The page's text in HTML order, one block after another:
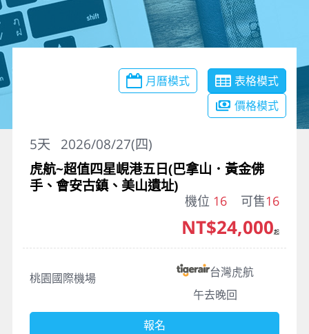
月曆模式
表格模式
價格模式
2026/08/27(四)
5天
虎航~超值四星峴港五日(巴拿山．黃金佛
手、會安古鎮、美山遺址)
機位 16 可售16
桃園國際機場
台灣虎航
午去晚回
NT$24,000起
報名